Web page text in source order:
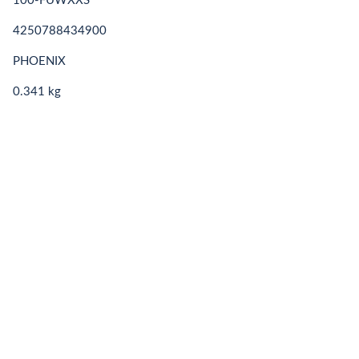
4250788434900
PHOENIX
0.341 kg